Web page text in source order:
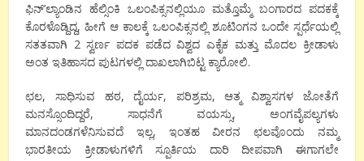
ಫಿನ್’ಲ್ಯಾಂಡಿನ ಹೆಲ್ಸಿಂಕಿ ಒಲಂಪಿಕ್ಸನಲ್ಲಿಯೂ ಮತ್ತೊಮ್ಮೆ ಬಂಗಾರದ ಪದಕಕ್ಕೆ
ಕೊರಳೊಡ್ದಿದ್ದ, ಹೀಗೆ ಆ ಕಾಲಕ್ಕೆ ಒಲಂಪಿಕ್ಸನಲ್ಲಿ ಶೂಟಿಂಗನ ಒಂದೇ ಸ್ಪರ್ಧೆಯಲ್ಲಿ
ಸತತವಾಗಿ 2 ಸ್ವರ್ಣ ಪದಕ ಪಡೆದ ವಿಶ್ವದ ಎಕೈಕ ಮತ್ತು ಮೊದಲ ಕ್ರೀಡಾಳು
ಅಂತ ಇತಿಹಾಸದ ಪುಟಗಳಲ್ಲಿ ದಾಖಲಾಗಿಬಿಟ್ಟ ಕ್ಯಾರೋಲಿ.
ಛಲ, ಸಾಧಿಸುವ ಹಠ, ದೈರ್ಯ, ಪರಿಶ್ರಮ, ಆತ್ಮ ವಿಶ್ವಾಸಗಳ ಜೋತೆಗೆ
ಮನಸ್ಸೊಂದಿದ್ದರೆ, ಸಾಧನೆಗೆ ವಯಸ್ಸು, ಅಂಗವೈಪಲ್ಯಗಳು
ಮಾನದಂಡಗಳೆನಿಸುವದೆ ಇಲ್ಲ, ಇಂತಹ ವೀರನ ಛಲವೊಂದು ನಮ್ಮ
ಭಾರತೀಯ ಕ್ರೀಡಾಳುಗಳಿಗೆ ಸ್ಪೂರ್ತಿಯ ದಾರಿ ದೀಪವಾಗಿ ಈಗಾಗಲೇ